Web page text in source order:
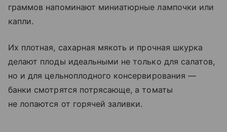
граммов напоминают миниатюрные лампочки или
капли.
Их плотная, сахарная мякоть и прочная шкурка
делают плоды идеальными не только для салатов,
но и для цельноплодного консервирования —
банки смотрятся потрясающе, а томаты
не лопаются от горячей заливки.